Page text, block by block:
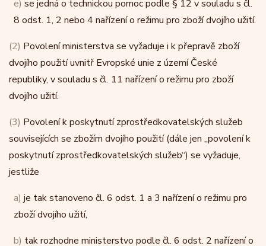
e) se jedná o technickou pomoc podle § 12 v souladu s čl.
8 odst. 1, 2 nebo 4 nařízení o režimu pro zboží dvojího užití.
(2) Povolení ministerstva se vyžaduje i k přepravě zboží
dvojího použití uvnitř Evropské unie z území České
republiky, v souladu s čl. 11 nařízení o režimu pro zboží
dvojího užití.
(3) Povolení k poskytnutí zprostředkovatelských služeb
souvisejících se zbožím dvojího použití (dále jen „povolení k
poskytnutí zprostředkovatelských služeb“) se vyžaduje,
jestliže
a) je tak stanoveno čl. 6 odst. 1 a 3 nařízení o režimu pro
zboží dvojího užití,
b) tak rozhodne ministerstvo podle čl. 6 odst. 2 nařízení o